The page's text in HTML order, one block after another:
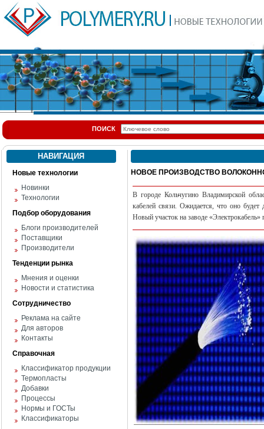
ПОИСК
НАВИГАЦИЯ
Новые технологии
Новинки
Технологии
Подбор оборудования
Блоги производителей
Поставщики
Производители
Тенденции рынка
Мнения и оценки
Новости и статистика
Сотрудничество
Реклама на сайте
Для авторов
Контакты
Справочная
Классификатор продукции
Термопласты
Добавки
Процессы
Нормы и ГОСТы
Классификаторы
НОВОЕ ПРОИЗВОДСТВО
В городе Кольчугино Владимирской
кабелей связи. Ожидается, что оно
Новый участок на заводе